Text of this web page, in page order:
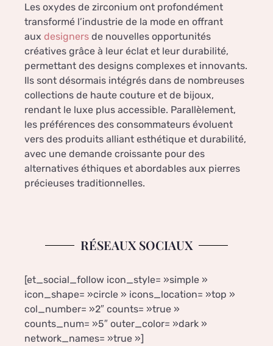
Les oxydes de zirconium ont profondément
transformé l’industrie de la mode en offrant
aux designers de nouvelles opportunités
créatives grâce à leur éclat et leur durabilité,
permettant des designs complexes et innovants.
Ils sont désormais intégrés dans de nombreuses
collections de haute couture et de bijoux,
rendant le luxe plus accessible. Parallèlement,
les préférences des consommateurs évoluent
vers des produits alliant esthétique et durabilité,
avec une demande croissante pour des
alternatives éthiques et abordables aux pierres
précieuses traditionnelles.
RÉSEAUX SOCIAUX
[et_social_follow icon_style= »simple »
icon_shape= »circle » icons_location= »top »
col_number= »2″ counts= »true »
counts_num= »5″ outer_color= »dark »
network_names= »true »]